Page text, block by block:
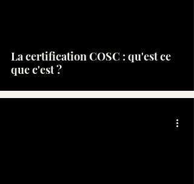
La certification COSC : qu'est ce
que c'est ?